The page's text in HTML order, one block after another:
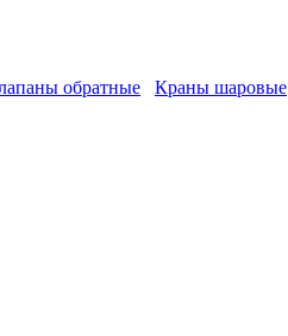
обратные Краны шаровые